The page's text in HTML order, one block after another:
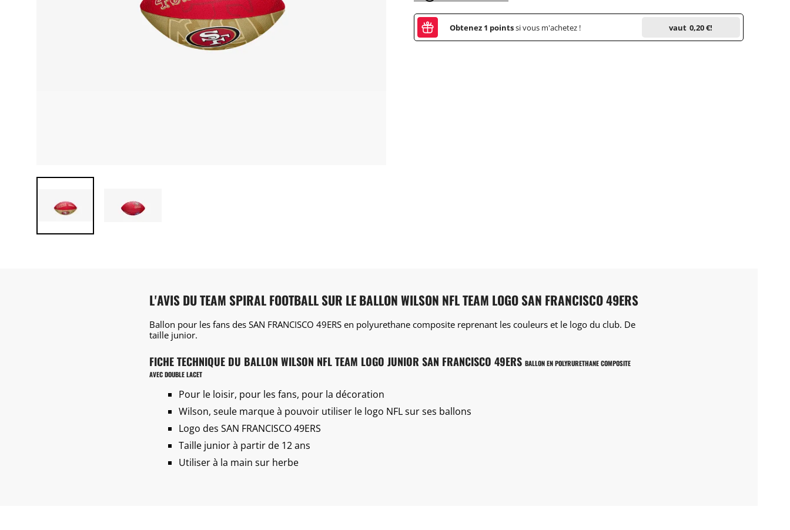
Obtenez 1 pointssi vous m'achetez ! vaut 0,20 €!
L'AVIS DU TEAM SPIRAL FOOTBALL SUR LE BALLON WILSON NFL TEAM LOGO SAN FRANCISCO 49ERS
Ballon pour les fans des SAN FRANCISCO 49ERS en polyurethane composite reprenant les couleurs et le logo du club. De
taille junior.
FICHE TECHNIQUE DU BALLON WILSON NFL TEAM LOGO JUNIOR SAN FRANCISCO 49ERS BALLON EN POLYRURETHANE COMPOSITE
AVEC DOUBLE LACET
Pour le loisir, pour les fans, pour la décoration
Wilson, seule marque à pouvoir utiliser le logo NFL sur ses ballons
Logo des SAN FRANCISCO 49ERS
Taille junior à partir de 12 ans
Utiliser à la main sur herbe